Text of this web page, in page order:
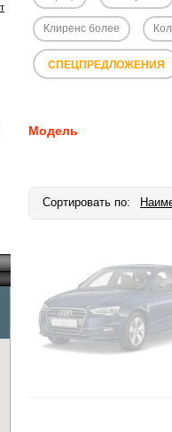
Клиренс более
СПЕЦПРЕДЛОЖЕНИЯ
Модель
Сортировать по: